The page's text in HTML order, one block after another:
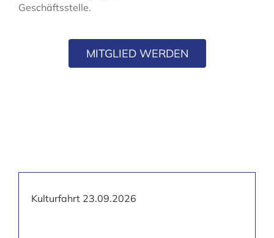
Geschäftsstelle.
MITGLIED WERDEN
Kulturfahrt 23.09.2026